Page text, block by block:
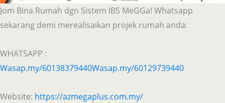
Jom Bina Rumah dgn Sistem IBS MeGGa! Whatsapp
sekarang demi merealisaikan projek rumah anda:
WHATSAPP :
Wasap.my/60138379440Wasap.my/60129739440
Website: https://azmegaplus.com.my/